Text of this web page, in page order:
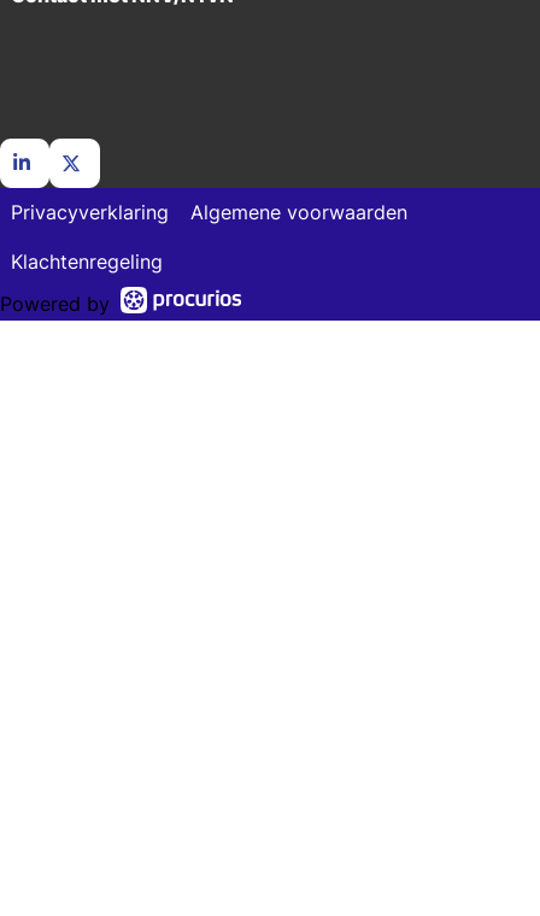
Go
LinkedIn
X
Privacyverklaring Algemene voorwaarden
Klachtenregeling
Powered by